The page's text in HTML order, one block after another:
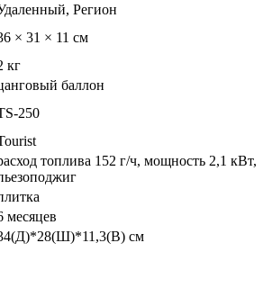
Регион
× 31 × 11 см
кг
баллон
250
топлива 152 г/ч, мощность 2,1 кВт,
месяцев
см